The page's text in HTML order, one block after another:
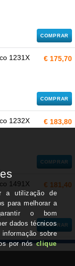
COMPRAR
1231X
€ 175,70
COMPRAR
1232X
€ 183,80
COMPRAR
1491X
€ 181,40
COMPRAR